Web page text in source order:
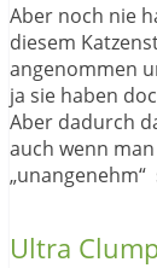
Aber noch nie
diesem
angenommen
ja sie haben
Aber dadurch
auch wenn
Ultra